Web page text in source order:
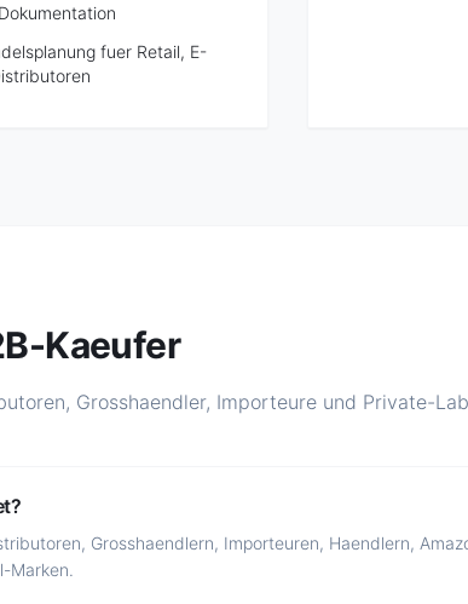
fuer Retail, E-
Kaeufer
Grosshaendler, Importeure und Private-
Grosshaendlern, Importeuren, Haendlern,
Marken.